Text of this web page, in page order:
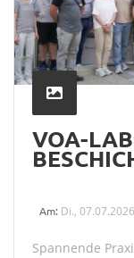
VOA-
Am: Di.,
Spannende